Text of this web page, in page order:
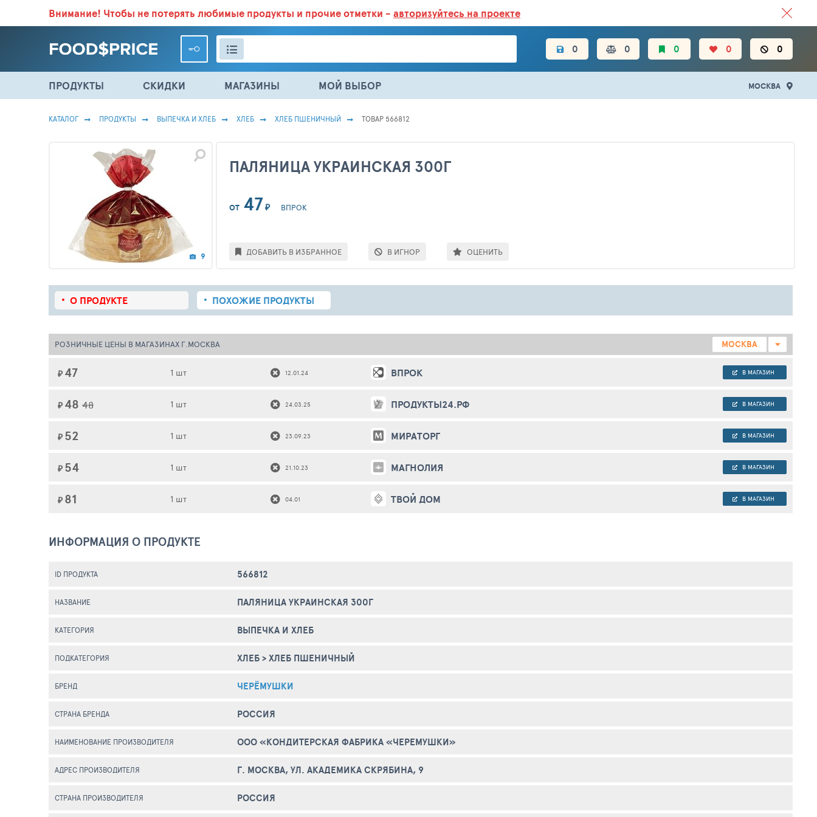
ВСЕ СКИДКИ И ВЫГОДНЫЕ ЦЕНЫ НА ПРОДУКТЫ В МАГАЗИНАХ.БОЛЬШЕ 100 000 ТОВАРОВ. ЕЖЕДНЕВНОЕ ОБНОВЛЕНИЕ ЦЕН.
Внимание! Чтобы не потерять любимые продукты и прочие отметки - авторизуйтесь на проекте
0 0 0 0 0
ПРОДУКТЫ СКИДКИ МАГАЗИНЫ МОЙ ВЫБОР МОСКВА
КАТАЛОГ ПРОДУКТЫ ВЫПЕЧКА И ХЛЕБ ХЛЕБ ХЛЕБ ПШЕНИЧНЫЙ ТОВАР 566812
ПАЛЯНИЦА УКРАИНСКАЯ 300Г
9
ОТ 47₽ ВПРОК
ДОБАВИТЬ В ИЗБРАННОЕ В ИГНОР ОЦЕНИТЬ
О ПРОДУКТЕ ПОХОЖИЕ ПРОДУКТЫ
РОЗНИЧНЫЕ ЦЕНЫ В МАГАЗИНАХ Г.МОСКВА МОСКВА
₽ 47 1 шт 12.01.24 ВПРОК В МАГАЗИН
₽ 48 48 1 шт 24.03.25 ПРОДУКТЫ24.РФ В МАГАЗИН
₽ 52 1 шт 23.09.23 МИРАТОРГ В МАГАЗИН
₽ 54 1 шт 21.10.23 МАГНОЛИЯ В МАГАЗИН
₽ 81 1 шт 04.01 ТВОЙ ДОМ В МАГАЗИН
ИНФОРМАЦИЯ О ПРОДУКТЕ
ID ПРОДУКТА 566812
НАЗВАНИЕ ПАЛЯНИЦА УКРАИНСКАЯ 300Г
КАТЕГОРИЯ ВЫПЕЧКА И ХЛЕБ
ПОДКАТЕГОРИЯ ХЛЕБ>ХЛЕБ ПШЕНИЧНЫЙ
БРЕНД ЧЕРЁМУШКИ
СТРАНА БРЕНДА РОССИЯ
НАИМЕНОВАНИЕ ПРОИЗВОДИТЕЛЯ ООО «КОНДИТЕРСКАЯ ФАБРИКА «ЧЕРЕМУШКИ»
АДРЕС ПРОИЗВОДИТЕЛЯ Г. МОСКВА, УЛ. АКАДЕМИКА СКРЯБИНА, 9
СТРАНА ПРОИЗВОДИТЕЛЯ РОССИЯ